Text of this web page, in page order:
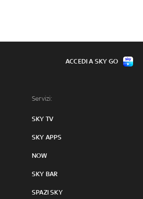
Servizi:
SKY TV
SKY APPS
NOW
SKY BAR
SPAZI SKY
ACCEDI A SKY GO